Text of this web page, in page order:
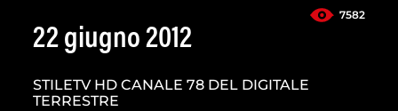
7582
22 giugno 2012
STILETV HD CANALE 78 DEL DIGITALE
TERRESTRE